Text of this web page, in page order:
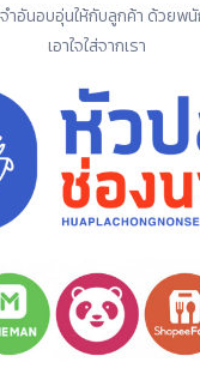
ำอันอบอุ่นให้กับลูกค้า ด้วยพ
เอาใจใส่จากเรา